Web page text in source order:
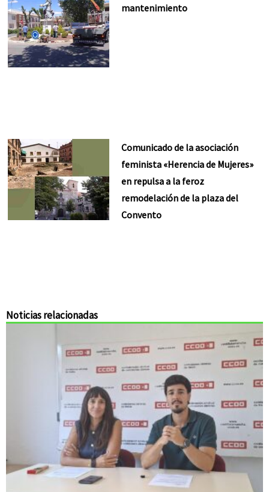
mantenimiento
Comunicado de la asociación
feminista «Herencia de Mujeres»
en repulsa a la feroz
remodelación de la plaza del
Convento
Noticias relacionadas